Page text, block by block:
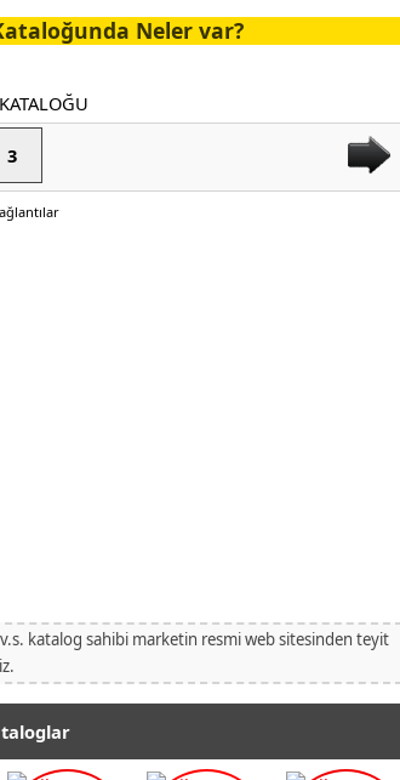
Neler var?
3
katalog sahibi marketin resmi web sitesinden teyit